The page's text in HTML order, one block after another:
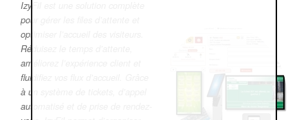
IzyFil est une solution complète
pour gérer les files d’attente et
optimiser l’accueil des visiteurs.
Réduisez le temps d’attente,
améliorez l’expérience client et
fluidifiez vos flux d’accueil. Grâce
à un système de tickets, d’appel
automatisé et de prise de rendez-